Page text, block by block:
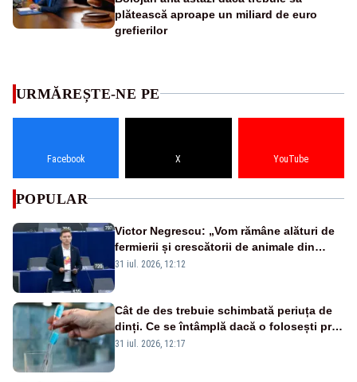
plătească aproape un miliard de euro
grefierilor
URMĂREȘTE-NE PE
Facebook X YouTube
POPULAR
Victor Negrescu: „Vom rămâne alături de
fermierii și crescătorii de animale din
România”
31 iul. 2026, 12:12
Cât de des trebuie schimbată periuța de
dinți. Ce se întâmplă dacă o folosești prea
mult timp
31 iul. 2026, 12:17